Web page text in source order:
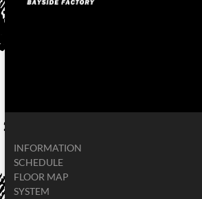
INFORMATION
SCHEDULE
FLOOR MAP
SYSTEM